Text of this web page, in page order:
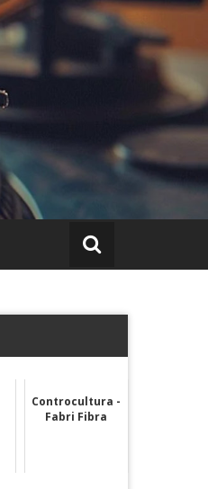
Controcultura -
Fabri Fibra